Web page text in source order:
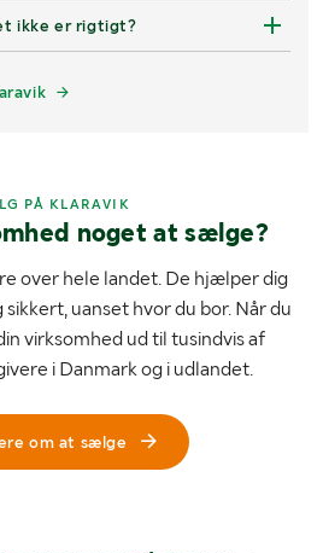
ikke er rigtigt?
PÅ KLARAVIK
noget at sælge?
over hele landet. De hjælper dig
uanset hvor du bor. Når du
virksomhed ud til tusindvis af
i Danmark og i udlandet.
om at sælge